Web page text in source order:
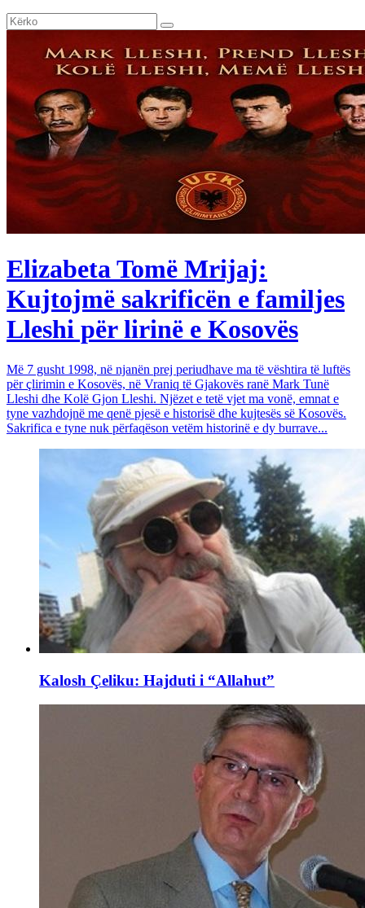
Elizabeta Tomë Mrijaj:
Kujtojmë sakrificën e familjes
Lleshi për lirinë e Kosovës
Më 7 gusht 1998, në njanën prej periudhave ma të vështira të luftës
për çlirimin e Kosovës, në Vraniq të Gjakovës ranë Mark Tunë
Lleshi dhe Kolë Gjon Lleshi. Njëzet e tetë vjet ma vonë, emnat e
tyne vazhdojnë me qenë pjesë e historisë dhe kujtesës së Kosovës.
Sakrifica e tyne nuk përfaqëson vetëm historinë e dy burrave...
Kalosh Çeliku: Hajduti i “Allahut”